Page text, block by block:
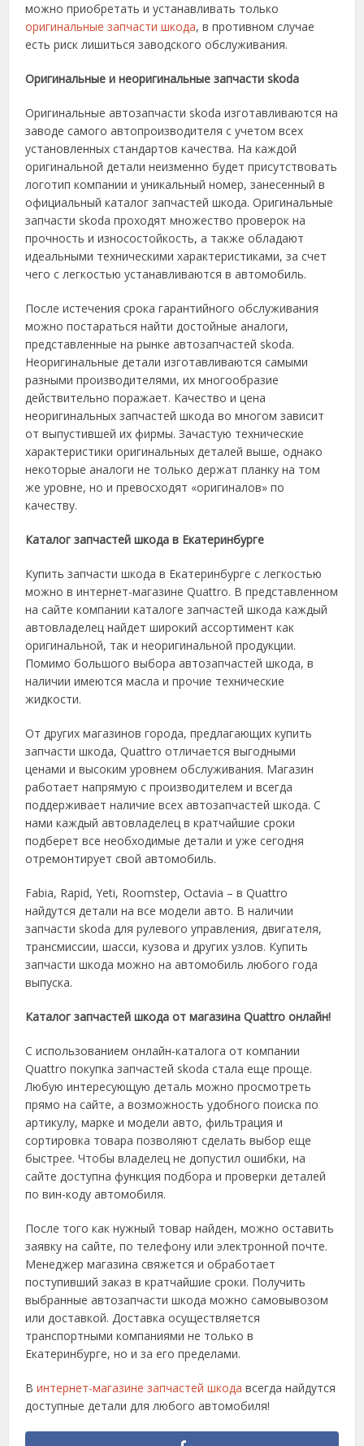
можно приобретать и устанавливать только
оригинальные запчасти шкода, в противном случае
есть риск лишиться заводского обслуживания.
Оригинальныеи неоригинальныезапчасти skoda
Оригинальныеавтозапчасти skodaизготавливаются на
заводе самого автопроизводителя с учетом всех
установленных стандартов качества. На каждой
оригинальнойдетали неизменно будет присутствовать
логотип компании и уникальный номер, занесенный в
официальныйкаталог запчастей шкода.Оригинальные
запчасти skodaпроходят множество проверок на
прочность и износостойкость, а также обладают
идеальными техническими характеристиками, за счет
чего с легкостью устанавливаются вавтомобиль.
После истечения срока гарантийного обслуживания
можно постараться найти достойные аналоги,
представленные на рынкеавтозапчастей skoda.
Неоригинальные детали изготавливаются самыми
разными производителями, их многообразие
действительно поражает. Качество и цена
неоригинальныхзапчастей шкодаво многом зависит
от выпустившей их фирмы. Зачастую технические
характеристикиоригинальныхдеталей выше, однако
некоторые аналоги не только держат планку на том
же уровне, но и превосходят «оригиналов» по
качеству.
Каталог запчастей шкодав Екатеринбурге
Купить запчасти шкода в Екатеринбургес легкостью
можно в интернет-магазине Quattro. В представленном
на сайте компаниикаталоге запчастей шкодакаждый
автовладелец найдет широкий ассортимент как
оригинальной, так и неоригинальной продукции.
Помимо большого выбораавтозапчастей шкода, в
наличии имеются масла и прочие технические
жидкости.
От других магазинов города, предлагающихкупить
запчасти шкода, Quattro отличается выгодными
ценами и высоким уровнем обслуживания. Магазин
работает напрямую с производителем и всегда
поддерживает наличие всехавтозапчастей шкода. С
нами каждый автовладелец в кратчайшие сроки
подберет все необходимые детали и уже сегодня
отремонтирует свойавтомобиль.
Fabia, Rapid, Yeti, Roomstep, Octavia – в Quattro
найдутся детали на всемоделиавто. В наличии
запчасти skoda для рулевого управления, двигателя,
трансмиссии, шасси, кузова и других узлов. Купить
запчасти шкодаможно наавтомобильлюбого года
выпуска.
Каталог запчастей шкодаот магазина Quattro онлайн!
С использованием онлайн-каталога от компании
Quattro покупказапчастей skodaстала еще проще.
Любую интересующую деталь можно просмотреть
прямо на сайте, а возможность удобного поиска по
артикулу, марке имоделиавто, фильтрация и
сортировка товара позволяют сделать выбор еще
быстрее. Чтобы владелец не допустил ошибки, на
сайте доступна функция подбора и проверки деталей
по вин-кодуавтомобиля.
После того как нужный товар найден, можно оставить
заявку на сайте, по телефону или электронной почте.
Менеджер магазина свяжется и обработает
поступивший заказ в кратчайшие сроки. Получить
выбранныеавтозапчасти шкодаможно самовывозом
или доставкой. Доставка осуществляется
транспортными компаниями не только в
Екатеринбурге, но и за его пределами.
Винтернет-магазине запчастей шкода всегда найдутся
доступные детали для любогоавтомобиля!